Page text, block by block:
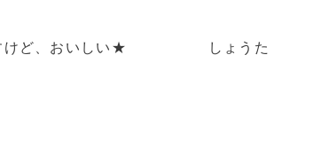
ですけど、おいしい★ しょうた